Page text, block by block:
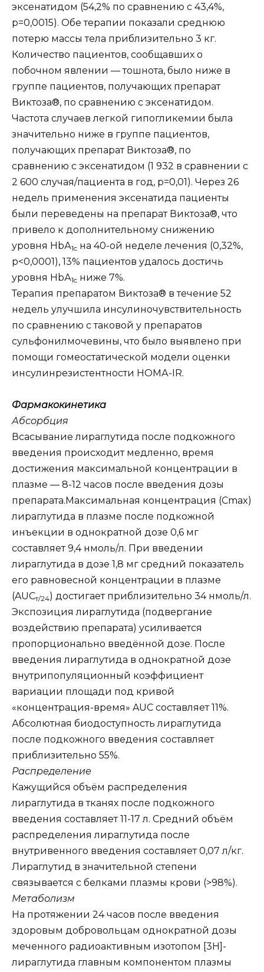
эксенатидом (54,2% по сравнению с 43,4%,
р=0,0015). Обе терапии показали среднюю
потерю массы тела приблизительно 3 кг.
Количество пациентов, сообщавших о
побочном явлении — тошнота, было ниже в
группе пациентов, получающих препарат
Виктоза®, по сравнению с эксенатидом.
Частота случаев легкой гипогликемии была
значительно ниже в группе пациентов,
получающих препарат Виктоза®, по
сравнению с эксенатидом (1 932 в сравнении с
2 600 случая/пациента в год, р=0,01). Через 26
недель применения эксенатида пациенты
были переведены на препарат Виктоза®, что
привело к дополнительному снижению
уровня НbА1c на 40-ой неделе лечения (0,32%,
р<0,0001), 13% пациентов удалось достичь
уровня НbА1c ниже 7%.
Терапия препаратом Виктоза® в течение 52
недель улучшила инсулиночувствительность
по сравнению с таковой у препаратов
сульфонилмочевины, что было выявлено при
помощи гомеостатической модели оценки
инсулинрезистентности НОМА-IR.
Фармакокинетика
Абсорбция
Всасывание лираглутида после подкожного
введения происходит медленно, время
достижения максимальной концентрации в
плазме — 8-12 часов после введения дозы
препарата.Максимальная концентрация (Сmax)
лираглутида в плазме после подкожной
инъекции в однократной дозе 0,6 мг
составляет 9,4 нмоль/л. При введении
лираглутида в дозе 1,8 мг средний показатель
его равновесной концентрации в плазме
(AUCт/24) достигает приблизительно 34 нмоль/л.
Экспозиция лираглутида (подвергание
воздействию препарата) усиливается
пропорционально введённой дозе. После
введения лираглутида в однократной дозе
внутрипопуляционный коэффициент
вариации площади под кривой
«концентрация-время» AUC составляет 11%.
Абсолютная биодоступность лираглутида
после подкожного введения составляет
приблизительно 55%.
Распределение
Кажущийся объём распределения
лираглутида в тканях после подкожного
введения составляет 11-17 л. Средний объём
распределения лираглутида после
внутривенного введения составляет 0,07 л/кг.
Лираглутид в значительной степени
связывается с белками плазмы крови (>98%).
Метаболизм
На протяжении 24 часов после введения
здоровым добровольцам однократной дозы
меченного радиоактивным изотопом [3Н]-
лираглутида главным компонентом плазмы